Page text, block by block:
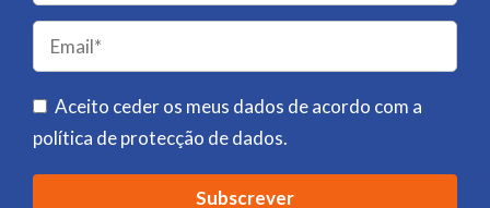
Please
leave
this
field
empty.
Aceito ceder os meus dados de acordo com a
política de protecção de dados.